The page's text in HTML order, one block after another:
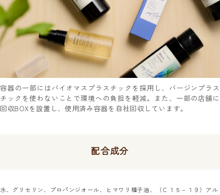
容器の一部にはバイオマスプラスチックを採用し、バージンプラス
チックを使わないことで環境への負担を軽減。また、一部の店舗に
回収BOXを設置し、使用済み容器を自社回収しています。
配合成分
水、グリセリン、プロパンジオール、ヒマワリ種子油、（Ｃ１５－１９）アル